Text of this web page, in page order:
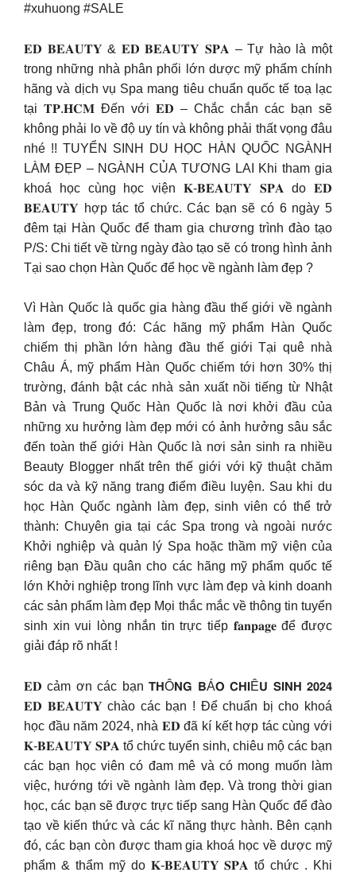
#xuhuong #SALE
𝐄𝐃 𝐁𝐄𝐀𝐔𝐓𝐘 & 𝐄𝐃 𝐁𝐄𝐀𝐔𝐓𝐘 𝐒𝐏𝐀 – Tự hào là một
trong những nhà phân phối lớn dược mỹ phẩm chính
hãng và dịch vụ Spa mang tiêu chuẩn quốc tế toạ lạc
tại 𝐓𝐏.𝐇𝐂𝐌 Đến với 𝐄𝐃 – Chắc chắn các bạn sẽ
không phải lo về độ uy tín và không phải thất vọng đâu
nhé !! TUYỂN SINH DU HỌC HÀN QUỐC NGÀNH
LÀM ĐẸP – NGÀNH CỦA TƯƠNG LAI Khi tham gia
khoá học cùng học viện 𝐊-𝐁𝐄𝐀𝐔𝐓𝐘 𝐒𝐏𝐀 do 𝐄𝐃
𝐁𝐄𝐀𝐔𝐓𝐘 hợp tác tổ chức. Các bạn sẽ có 6 ngày 5
đêm tại Hàn Quốc để tham gia chương trình đào tạo
P/S: Chi tiết về từng ngày đào tạo sẽ có trong hình ảnh
Tại sao chọn Hàn Quốc để học về ngành làm đẹp ?
Vì Hàn Quốc là quốc gia hàng đầu thế giới về ngành
làm đẹp, trong đó: Các hãng mỹ phẩm Hàn Quốc
chiếm thị phần lớn hàng đầu thế giới Tại quê nhà
Châu Á, mỹ phẩm Hàn Quốc chiếm tới hơn 30% thị
trường, đánh bật các nhà sản xuất nồi tiếng từ Nhật
Bản và Trung Quốc Hàn Quốc là nơi khởi đầu của
những xu hưởng làm đẹp mới có ảnh hưởng sâu sắc
đến toàn thế giới Hàn Quốc là nơi sản sinh ra nhiều
Beauty Blogger nhất trên thế giới với kỹ thuật chăm
sóc da và kỹ năng trang điểm điều luyện. Sau khi du
học Hàn Quốc ngành làm đẹp, sinh viên có thể trở
thành: Chuyên gia tại các Spa trong và ngoài nước
Khởi nghiệp và quản lý Spa hoặc thầm mỹ viện của
riêng bạn Đầu quân cho các hãng mỹ phẩm quốc tế
lớn Khởi nghiệp trong lĩnh vực làm đẹp và kinh doanh
các sản phẩm làm đẹp Mọi thắc mắc về thông tin tuyển
sinh xin vui lòng nhắn tin trực tiếp 𝐟𝐚𝐧𝐩𝐚𝐠𝐞 để được
giải đáp rõ nhất !
𝐄𝐃 cảm ơn các bạn 𝗧𝗛Ô𝗡𝗚 𝗕Á𝗢 𝗖𝗛𝗜Ê𝗨 𝗦𝗜𝗡𝗛 𝟮𝟬𝟮𝟰
𝐄𝐃 𝐁𝐄𝐀𝐔𝐓𝐘 chào các bạn ! Để chuẩn bị cho khoá
học đầu năm 2024, nhà 𝐄𝐃 đã kí kết hợp tác cùng với
𝐊-𝐁𝐄𝐀𝐔𝐓𝐘 𝐒𝐏𝐀 tổ chức tuyển sinh, chiêu mộ các bạn
các bạn học viên có đam mê và có mong muốn làm
việc, hướng tới về ngành làm đẹp. Và trong thời gian
học, các bạn sẽ được trực tiếp sang Hàn Quốc để đào
tạo về kiến thức và các kĩ năng thực hành. Bên cạnh
đó, các bạn còn được tham gia khoá học về dược mỹ
phẩm & thẩm mỹ do 𝐊-𝐁𝐄𝐀𝐔𝐓𝐘 𝐒𝐏𝐀 tổ chức . Khi